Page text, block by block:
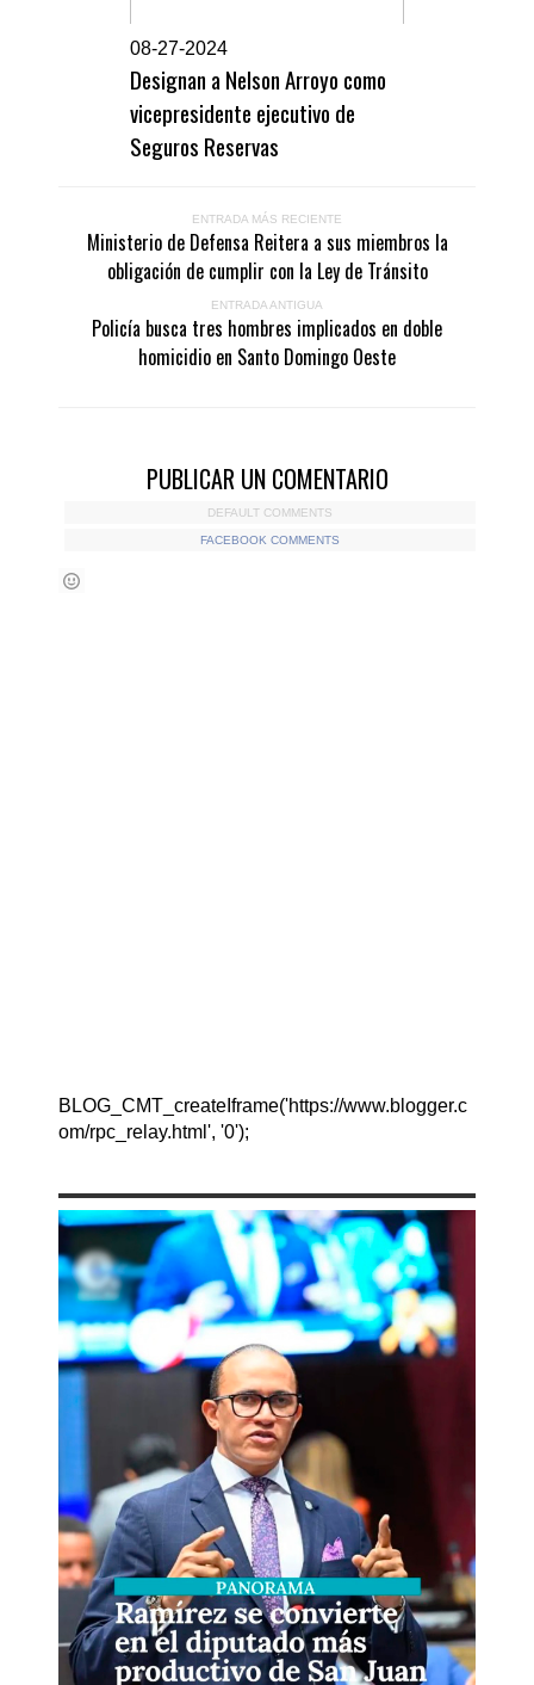
08-27-2024
Designan a Nelson Arroyo como
vicepresidente ejecutivo de
Seguros Reservas
ENTRADA MÁS RECIENTE
Ministerio de Defensa Reitera a sus miembros la
obligación de cumplir con la Ley de Tránsito
ENTRADA ANTIGUA
Policía busca tres hombres implicados en doble
homicidio en Santo Domingo Oeste
PUBLICAR UN COMENTARIO
DEFAULT COMMENTS
FACEBOOK COMMENTS
BLOG_CMT_createIframe('https://www.blogger.c
om/rpc_relay.html', '0');